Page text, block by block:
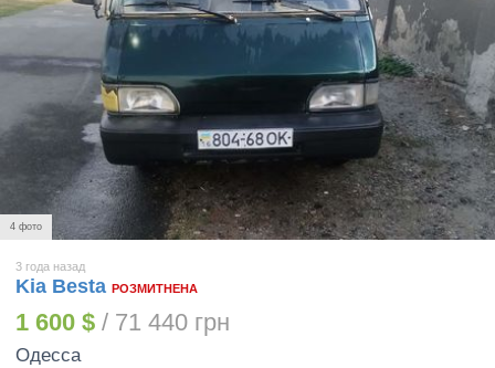
4 фото
3 года назад
Kia Besta РОЗМИТНЕНА
1 600 $ / 71 440 грн
Одесса